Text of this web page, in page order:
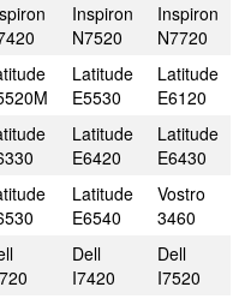
Inspiron
N7520
Inspiron
N7720
Latitude
E5530
Latitude
E6120
Latitude
E6420
Latitude
E6430
Latitude
E6540
Vostro
3460
Dell
I7420
Dell
I7520